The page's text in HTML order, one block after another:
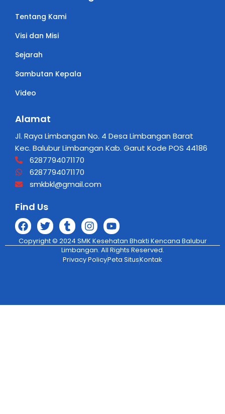
Tentang Kami
Visi dan Misi
Sejarah
Sambutan Kepala
Video
Alamat
Jl. Raya Limbangan No. 4 Desa Limbangan Barat
Kec. Balubur Limbangan Kab. Garut Kode POS 44186
6287794071170
6287794071170
smkbkl@gmail.com
Find Us
Copyright © 2024 SMK Kesehatan Bhakti Kencana Balubur
Limbangan. All Rights Reserved.
Privacy PolicyPeta SitusKontak